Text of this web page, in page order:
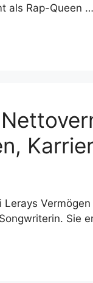
als Rap-Queen …
Sie